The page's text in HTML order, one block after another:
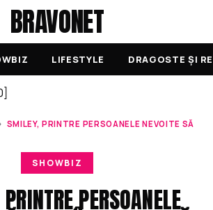
BRAVONET
LIFESTYLE DRAGOSTE ȘI
SMILEY, PRINTRE PERSOANELE NEVOITE SĂ
SHOWBIZ
PERSOANELE